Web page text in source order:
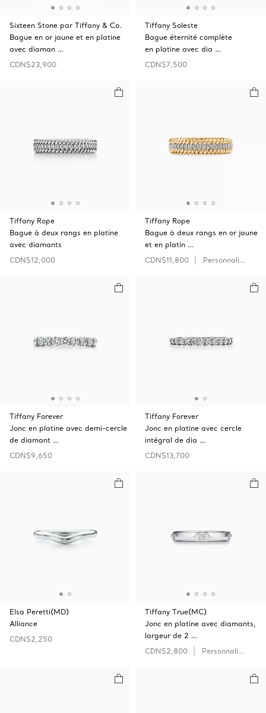
Sixteen Stone par Tiffany & Co.
Bague en or jaune et en platine
avec diaman …
CDN$23,900
Tiffany Soleste
Bague éternité complète
en platine avec dia …
CDN$7,500
Tiffany Rope
Bague à deux rangs en platine
avec diamants
CDN$12,000
Tiffany Rope
Bague à deux rangs en or jaune
et en platin …
CDN$11,800
Personnaliser
Tiffany Forever
Jonc en platine avec demi-cercle
de diamant …
CDN$9,650
Tiffany Forever
Jonc en platine avec cercle
intégral de dia …
CDN$13,700
Elsa Peretti(MD)
Alliance
CDN$2,250
Tiffany True(MC)
Jonc en platine avec diamants,
largeur de 2 …
CDN$2,800
Personnaliser